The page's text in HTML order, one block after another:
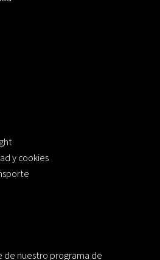
y cookies
de nuestro programa de